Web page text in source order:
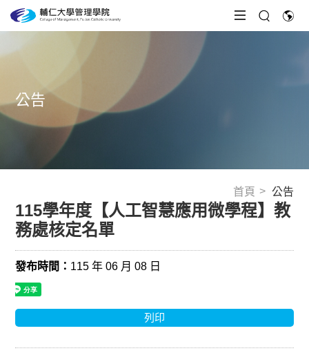
公告
首頁 公告
115學年度【人工智慧應用微學程】教
務處核定名單
發布時間： 115 年 06 月 08 日
列印